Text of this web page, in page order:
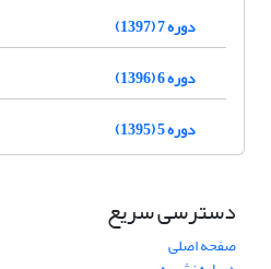
دوره 7 (1397)
دوره 6 (1396)
دوره 5 (1395)
دسترسی سریع
صفحه اصلی